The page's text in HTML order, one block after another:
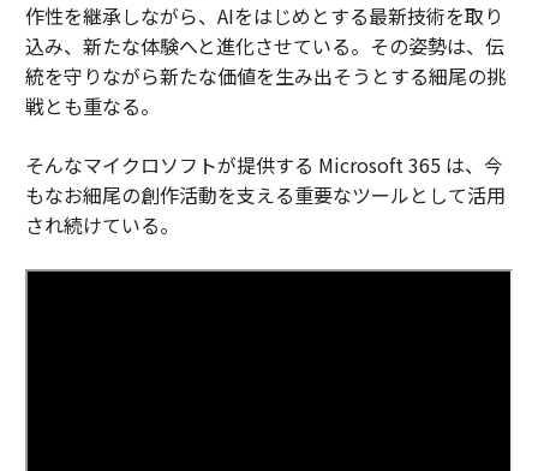
作性を継承しながら、AIをはじめとする最新技術を取り
込み、新たな体験へと進化させている。その姿勢は、伝
統を守りながら新たな価値を生み出そうとする細尾の挑
戦とも重なる。
そんなマイクロソフトが提供する Microsoft 365 は、今
もなお細尾の創作活動を支える重要なツールとして活用
され続けている。